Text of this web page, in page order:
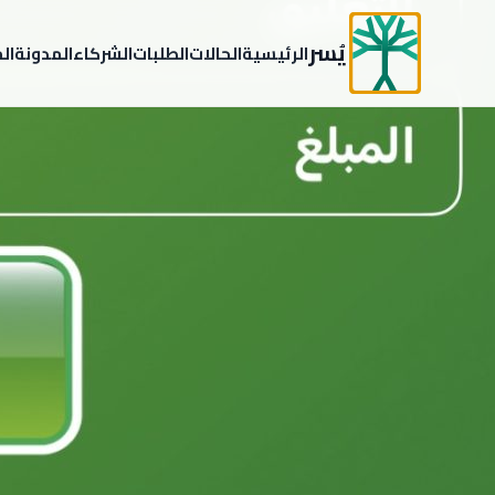
يُسرالرئيسيةالحالاتالطلباتالشركاءالمدونة